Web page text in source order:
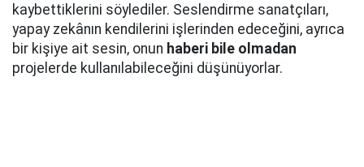
kaybettiklerini söylediler. Seslendirme sanatçıları,
yapay zekânın kendilerini işlerinden edeceğini, ayrıca
bir kişiye ait sesin, onun haberi bile olmadan
projelerde kullanılabileceğini düşünüyorlar.